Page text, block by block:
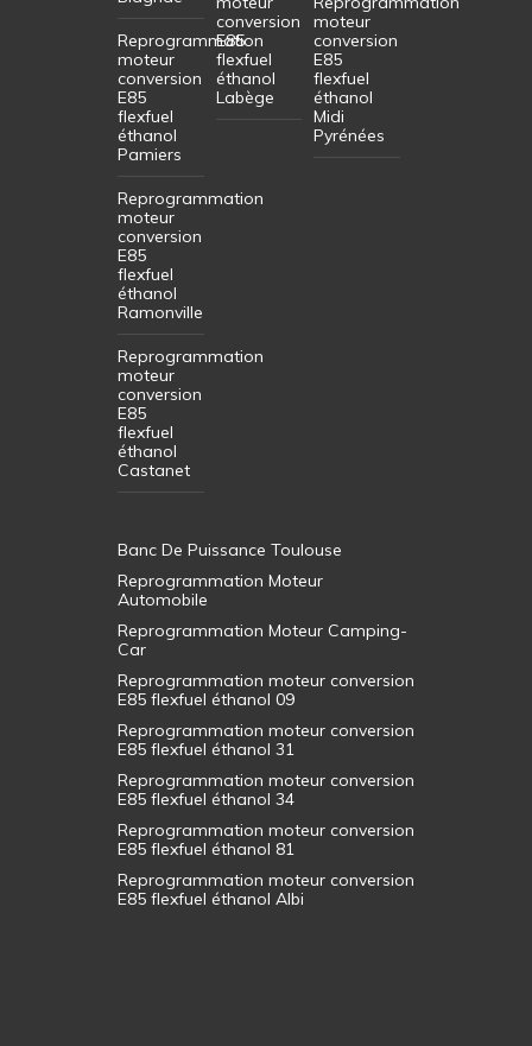
Reprogrammation
moteur
conversion
E85
flexfuel
éthanol
Pamiers
Reprogrammation
moteur
conversion
E85
flexfuel
éthanol
Ramonville
Reprogrammation
moteur
conversion
E85
flexfuel
éthanol
Castanet
conversion
E85
flexfuel
éthanol
Labège
moteur
conversion
E85
flexfuel
éthanol
Midi
Pyrénées
Banc De Puissance Toulouse
Reprogrammation Moteur
Automobile
Reprogrammation Moteur Camping-
Car
Reprogrammation moteur conversion
E85 flexfuel éthanol 09
Reprogrammation moteur conversion
E85 flexfuel éthanol 31
Reprogrammation moteur conversion
E85 flexfuel éthanol 34
Reprogrammation moteur conversion
E85 flexfuel éthanol 81
Reprogrammation moteur conversion
E85 flexfuel éthanol Albi